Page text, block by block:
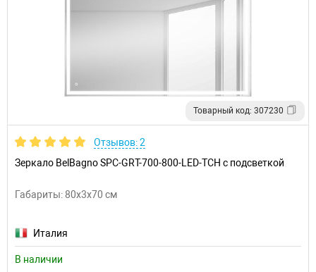
Товарный код: 307230
Отзывов: 2
Зеркало BelBagno SPC-GRT-700-800-LED-TCH с подсветкой
Габариты: 80x3x70 см
Италия
В наличии